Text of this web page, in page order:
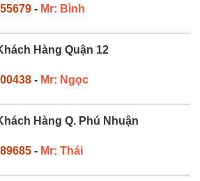
- Mr: Bình
Hàng Quận 12
- Mr: Ngọc
Hàng Q. Phú Nhuận
- Mr: Thái